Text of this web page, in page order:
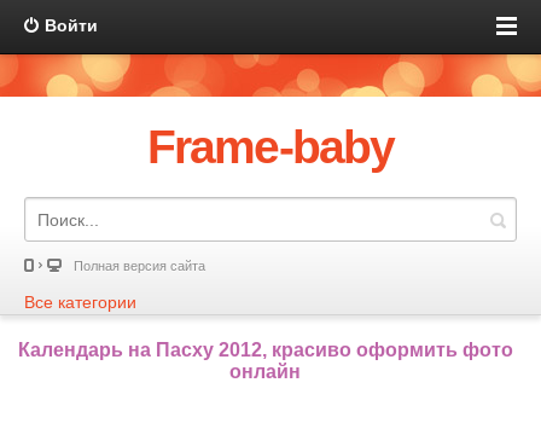
Войти
Frame-baby
Полная версия сайта
Все категории
Календарь на Пасху 2012, красиво оформить фото
онлайн